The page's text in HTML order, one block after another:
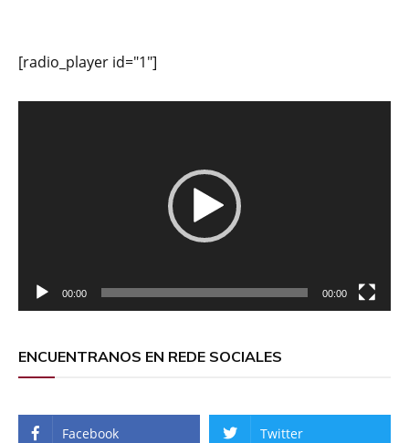
[radio_player id="1"]
00:00 00:00
ENCUENTRANOS EN REDE SOCIALES
Facebook Twitter